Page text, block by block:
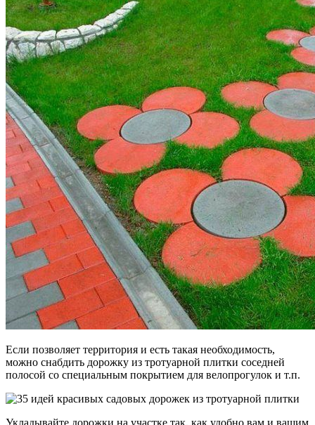
Если позволяет территория и есть такая необходимость,
можно снабдить дорожку из тротуарной плитки соседней
полосой со специальным покрытием для велопрогулок и т.п.